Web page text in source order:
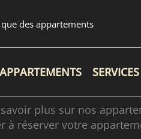
des appartements
APPARTEMENTS SERVICES
plus sur nos
à réserver votre